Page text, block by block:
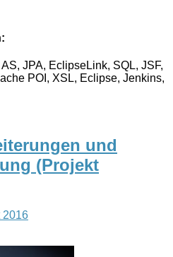
JPA, EclipseLink, SQL, JSF,
POI, XSL, Eclipse, Jenkins,
und
(Projekt
2016